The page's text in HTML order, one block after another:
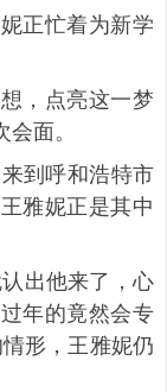
正忙着为新学
，点亮这一梦
面。
到呼和浩特市
雅妮正是其中
出他来了，心
年的竟然会专
形，王雅妮仍